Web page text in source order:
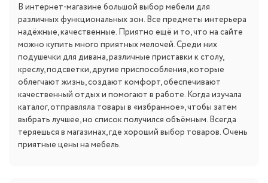
В интернет-магазине большой выбор мебели для
различных функциональных зон. Все предметы интерьера
надёжные, качественные. Приятно ещё и то, что на сайте
можно купить много приятных мелочей. Среди них
подушечки для дивана, различные приставки к столу,
креслу, подсветки, другие приспособления, которые
облегчают жизнь, создают комфорт, обеспечивают
качественный отдых и помогают в работе. Когда изучала
каталог, отправляла товары в «избранное», чтобы затем
выбрать лучшее, но список получился объёмным. Всегда
теряешься в магазинах, где хороший выбор товаров. Очень
приятные цены на мебель.